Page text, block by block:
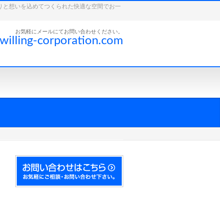
想いを込めてつくられた快適な空間でお一
お気軽にメールにてお問い合わせください。
corporation.com